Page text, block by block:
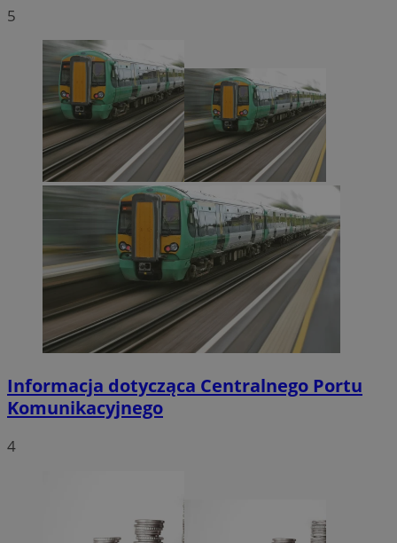
5
Informacja dotycząca Centralnego Portu
Komunikacyjnego
4